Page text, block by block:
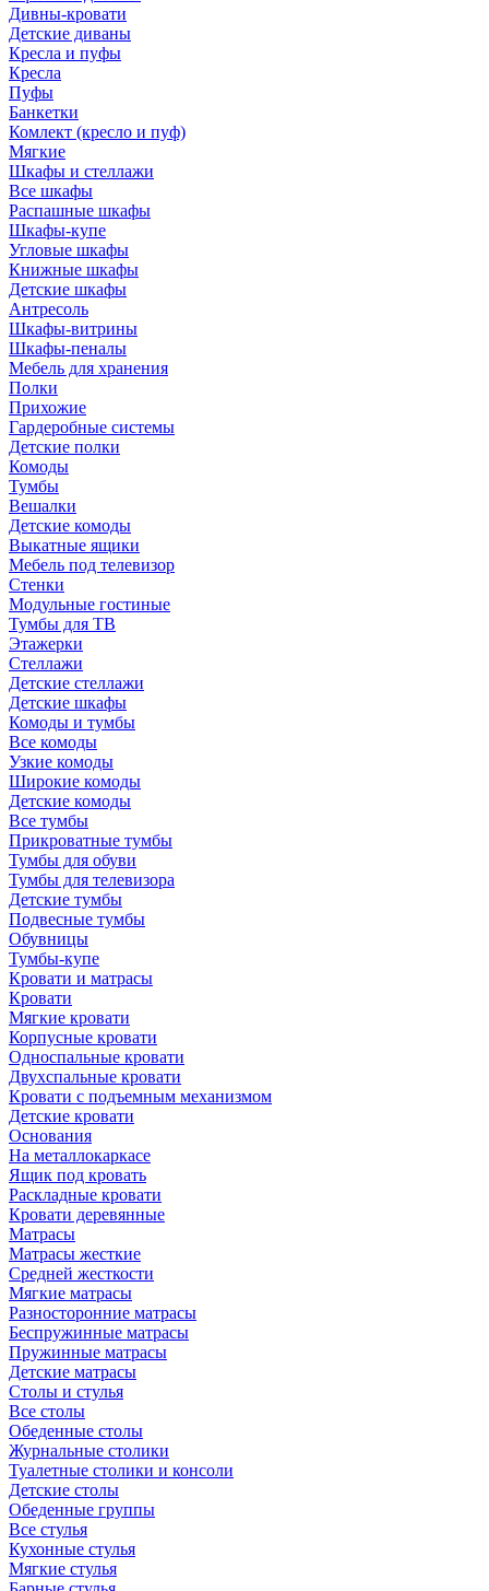
Дивны-кровати
Детские диваны
Кресла и пуфы
Кресла
Пуфы
Банкетки
Комлект (кресло и пуф)
Мягкие
Шкафы и стеллажи
Все шкафы
Распашные шкафы
Шкафы-купе
Угловые шкафы
Книжные шкафы
Детские шкафы
Антресоль
Шкафы-витрины
Шкафы-пеналы
Мебель для хранения
Полки
Прихожие
Гардеробные системы
Детские полки
Комоды
Тумбы
Вешалки
Детские комоды
Выкатные ящики
Мебель под телевизор
Стенки
Модульные гостиные
Тумбы для ТВ
Этажерки
Стеллажи
Детские стеллажи
Детские шкафы
Комоды и тумбы
Все комоды
Узкие комоды
Широкие комоды
Детские комоды
Все тумбы
Прикроватные тумбы
Тумбы для обуви
Тумбы для телевизора
Детские тумбы
Подвесные тумбы
Обувницы
Тумбы-купе
Кровати и матрасы
Кровати
Мягкие кровати
Корпусные кровати
Односпальные кровати
Двухспальные кровати
Кровати с подъемным механизмом
Детские кровати
Основания
На металлокаркасе
Ящик под кровать
Раскладные кровати
Кровати деревянные
Матрасы
Матрасы жесткие
Средней жесткости
Мягкие матрасы
Разносторонние матрасы
Беспружинные матрасы
Пружинные матрасы
Детские матрасы
Столы и стулья
Все столы
Обеденные столы
Журнальные столики
Туалетные столики и консоли
Детские столы
Обеденные группы
Все стулья
Кухонные стулья
Мягкие стулья